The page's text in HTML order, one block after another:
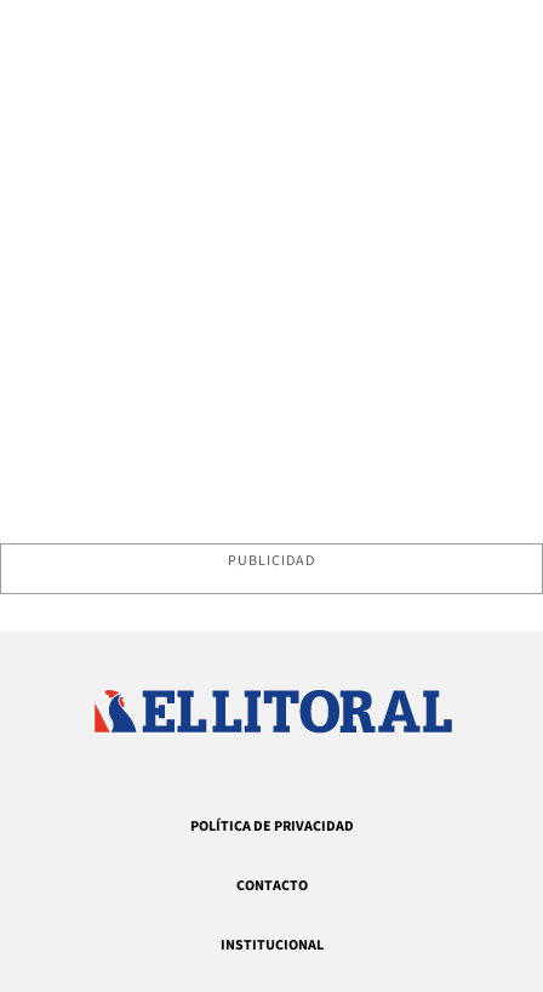
PUBLICIDAD
POLÍTICA DE PRIVACIDAD
CONTACTO
INSTITUCIONAL